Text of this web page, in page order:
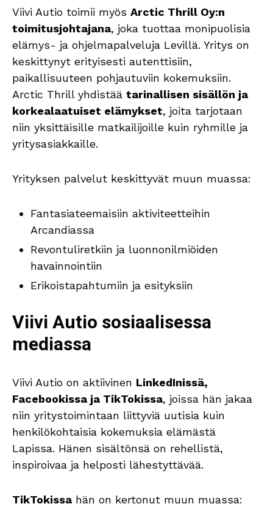
Viivi Autio toimii myös Arctic Thrill Oy:n
toimitusjohtajana, joka tuottaa monipuolisia
elämys- ja ohjelmapalveluja Levillä. Yritys on
keskittynyt erityisesti autenttisiin,
paikallisuuteen pohjautuviin kokemuksiin.
Arctic Thrill yhdistää tarinallisen sisällön ja
korkealaatuiset elämykset, joita tarjotaan
niin yksittäisille matkailijoille kuin ryhmille ja
yritysasiakkaille.
Yrityksen palvelut keskittyvät muun muassa:
Fantasiateemaisiin aktiviteetteihin
Arcandiassa
Revontuliretkiin ja luonnonilmiöiden
havainnointiin
Erikoistapahtumiin ja esityksiin
Viivi Autio sosiaalisessa
mediassa
Viivi Autio on aktiivinen LinkedInissä,
Facebookissa ja TikTokissa, joissa hän jakaa
niin yritystoimintaan liittyviä uutisia kuin
henkilökohtaisia kokemuksia elämästä
Lapissa. Hänen sisältönsä on rehellistä,
inspiroivaa ja helposti lähestyttävää.
TikTokissa hän on kertonut muun muassa: